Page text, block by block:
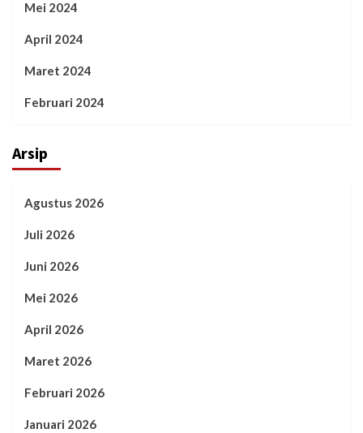
Mei 2024
April 2024
Maret 2024
Februari 2024
Arsip
Agustus 2026
Juli 2026
Juni 2026
Mei 2026
April 2026
Maret 2026
Februari 2026
Januari 2026